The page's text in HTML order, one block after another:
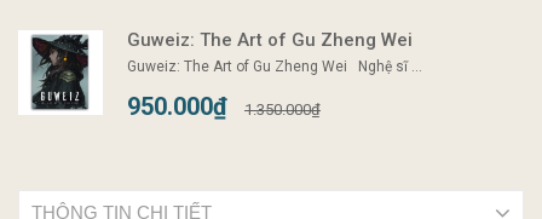
Guweiz: The Art of Gu Zheng Wei
Guweiz: The Art of Gu Zheng Wei Nghệ sĩ ...
950.000₫ 1.350.000₫
THÔNG TIN CHI TIẾT